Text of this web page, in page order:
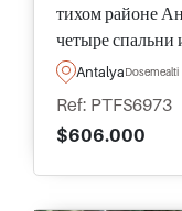
тихом районе
четыре спальни
собственным
AntalyaDosemealti
Ref: PTFS6973
$606.000